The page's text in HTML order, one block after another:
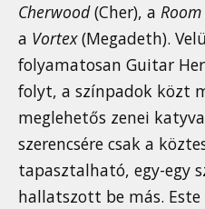
Cherwood(Cher), a
a Vortex(Megadeth).
folyamatosan Guitar
folyt, a színpadok közt
meglehetős zenei
szerencsére csak a
tapasztalható, egy-egy
hallatszott be más.